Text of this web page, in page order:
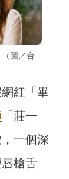
圖／台
紅「畢
「莊一
一個深
槍舌